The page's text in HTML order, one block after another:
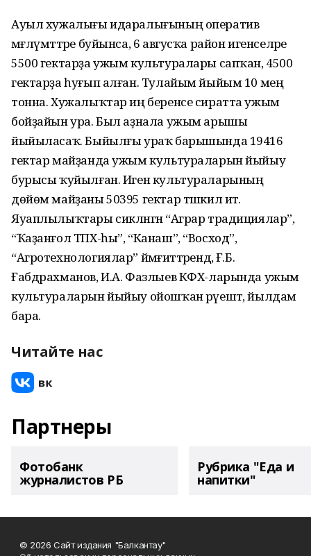
Ауыл хужалығы идаралығының оператив
мәғлүмәттәре буйынса, 6 авгусҡа район игенселәре
5500 гектарҙа ужым культуралары сапҡан, 4500
гектарҙа һуғып алған. Тулайым йыйым 10 мең
тонна. Хужалыҡтар иң беренсе сиратта ужым
бойҙайын ура. Был аҙнала ужым арышы
йыйыласаҡ. Быйылғы ураҡ барышында 19416
гектар майҙанда ужым культураларын йыйыу
бурысы ҡуйылған. Иген культураларының
дөйөм майҙаны 50395 гектар тәшкил итә.
Яуаплылыҡтары сикләнгән “Аграр традициялар”,
“Ҡаҙанғол ТПХ-һы”, “Канаш”, “Восход”,
“Агротехнологиялар” йәмғиәттәрендә, Ғ.Б.
Ғабдрахманов, И.А. Фазлыев КФХ-ларында ужым
культураларын йыйыу ойошҡан рәүештә, йылдам
бара.
Читайте нас
Партнеры
Фотобанк
журналистов РБ
Рубрика "Еда и
напитки"
© 2026 Сайт издания "Балкантау"